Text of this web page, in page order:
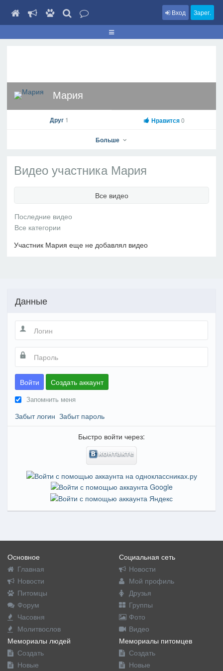
Вход Зарег.
Мария
На профиль
Друг 1 Нравится0
Больше
Видео участника Мария
Все видео
Участник Мария еще не добавлял видео
Данные
Войти Создать аккаунт
Запомнить меня
Забыт логин Забыт пароль
Быстро войти через:
Основное
Главная
Новости
Питомцы
Форум
Часовня
Молитвослов
Социальная сеть
Новости
Мой профиль
Друзья
Группы
Фото
Видео
Мемориалы людей
Создать
Новые
Мемориалы питомцев
Создать
Новые